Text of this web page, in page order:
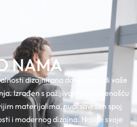
NAMA
dizajnirana da unaprijedi vaše
Izrađen s pažljivom posvećenošću
materijalima, nudi savršen spoj
i modernog dizajna. Nosite svoje